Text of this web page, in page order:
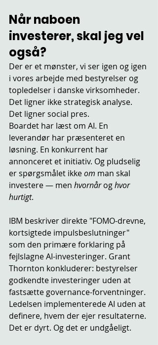
Når naboen
investerer, skal jeg vel
også?
Der er et mønster, vi ser igen og igen
i vores arbejde med bestyrelser og
topledelser i danske virksomheder.
Det ligner ikke strategisk analyse.
Det ligner social pres.
Boardet har læst om AI. En
leverandør har præsenteret en
løsning. En konkurrent har
annonceret et initiativ. Og pludselig
er spørgsmålet ikke om man skal
investere — men hvornår og hvor
hurtigt.
IBM beskriver direkte "FOMO-drevne,
kortsigtede impulsbeslutninger"
som den primære forklaring på
fejlslagne AI-investeringer. Grant
Thornton konkluderer: bestyrelser
godkendte investeringer uden at
fastsætte governance-forventninger.
Ledelsen implementerede AI uden at
definere, hvem der ejer resultaterne.
Det er dyrt. Og det er undgåeligt.